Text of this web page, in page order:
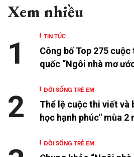
Xem nhiều
TIN TỨC
Công bố Top 275
quốc “Ngôi nhà mơ
1
ĐỜI SỐNG TRẺ EM
Thể lệ cuộc thi viết và
học hạnh phúc" mùa 2
2
ĐỜI SỐNG TRẺ EM